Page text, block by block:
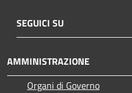
SEGUICI SU
AMMINISTRAZIONE
Organi di Governo